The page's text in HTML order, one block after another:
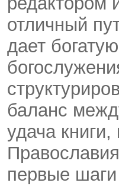
отличный
дает
баланс
удача
первые